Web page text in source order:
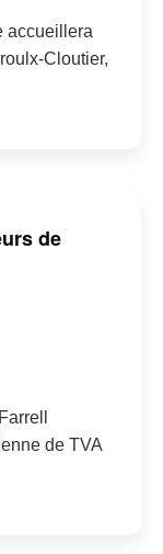
accueillera
Cloutier,
de
de TVA